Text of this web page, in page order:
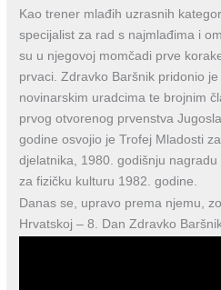
Kao trener mlađih uzrasnih
specijalist za rad s najmlađima i
su u njegovoj momčadi prve
prvaci. Zdravko Baršnik pridonio
novinarskim uradcima te brojnim
prvog otvorenog prvenstva
godine osvojio je Trofej Mladosti
djelatnika, 1980. godišnju
za fizičku kulturu 1982. godine.
Danas se, upravo prema njemu,
Hrvatskoj – 8. Dan Zdravko